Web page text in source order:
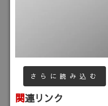
さらに読み込む
関連リンク